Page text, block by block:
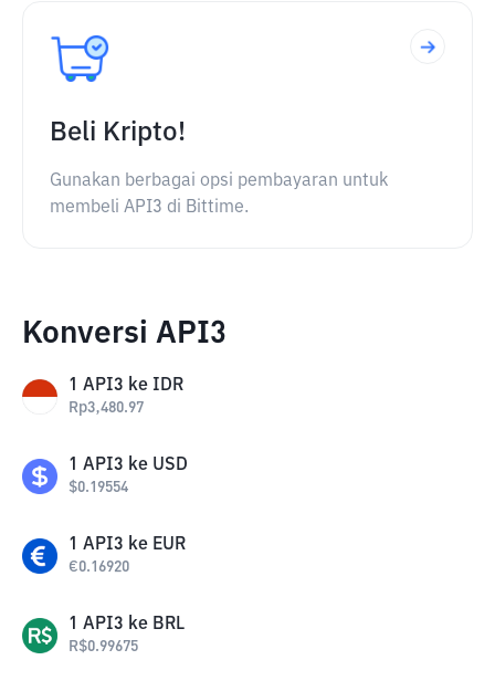
Beli Kripto!
Gunakan berbagai opsi pembayaran untuk
membeli API3 di Bittime.
Konversi API3
1 API3 ke IDR
Rp3,480.97
1 API3 ke USD
$0.19554
1 API3 ke EUR
€0.16920
1 API3 ke BRL
R$0.99675